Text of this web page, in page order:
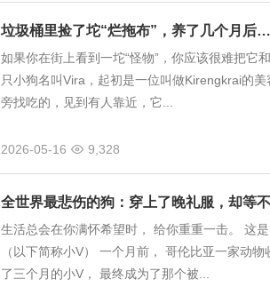
垃圾桶里捡了坨“烂拖布”，养了几个月后…
如果你在街上看到一坨“怪物”，你应该很难把它
只小狗名叫Vira，起初是一位叫做Kirengkrai的
旁找吃的，见到有人靠近，它...
2026-05-16 9,328
全世界最悲伤的狗：穿上了晚礼服，却等
生活总会在你满怀希望时， 给你重重一击。 这
（以下简称小V） 一个月前， 哥伦比亚一家动
了三个月的小V， 最终成为了那个被...